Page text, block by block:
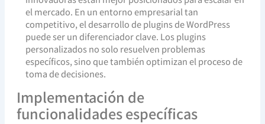
el mercado. En un entorno empresarial tan
competitivo, el desarrollo de plugins de WordPress
puede ser un diferenciador clave. Los plugins
personalizados no solo resuelven problemas
específicos, sino que también optimizan el proceso de
toma de decisiones.
Implementación de
funcionalidades específicas